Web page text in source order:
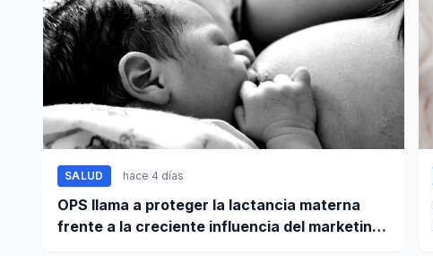
SALUD hace 4 días
OPS llama a proteger la lactancia materna
frente a la creciente influencia del marketing